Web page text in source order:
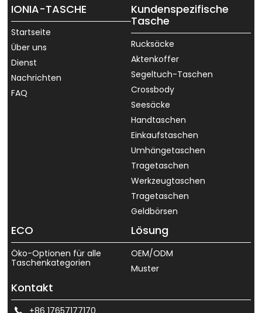
IONIA-TASCHE
Startseite
Über uns
Dienst
Nachrichten
FAQ
Kundenspezifische
Tasche
Rucksäcke
Aktenkoffer
Segeltuch-Taschen
Crossbody
Seesäcke
Handtaschen
Einkaufstaschen
Umhängetaschen
Tragetaschen
Werkzeugtaschen
Tragetaschen
Geldbörsen
ECO
Öko-Optionen für alle
Taschenkategorien
Lösung
OEM/ODM
Muster
Kontakt